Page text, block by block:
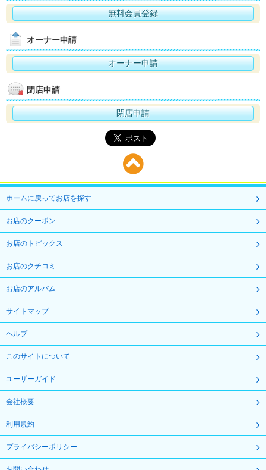
無料会員登録
オーナー申請
オーナー申請
閉店申請
閉店申請
ホームに戻ってお店を探す
お店のクーポン
お店のトピックス
お店のクチコミ
お店のアルバム
サイトマップ
ヘルプ
このサイトについて
ユーザーガイド
会社概要
利用規約
プライバシーポリシー